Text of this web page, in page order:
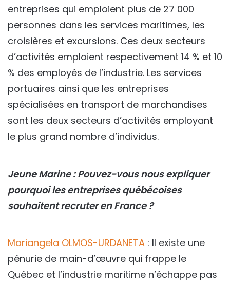
entreprises qui emploient plus de 27 000
personnes dans les services maritimes, les
croisières et excursions. Ces deux secteurs
d’activités emploient respectivement 14 % et 10
% des employés de l’industrie. Les services
portuaires ainsi que les entreprises
spécialisées en transport de marchandises
sont les deux secteurs d’activités employant
le plus grand nombre d’individus.
Jeune Marine : Pouvez-vous nous expliquer
pourquoi les entreprises québécoises
souhaitent recruter en France ?
Mariangela OLMOS-URDANETA : Il existe une
pénurie de main-d’œuvre qui frappe le
Québec et l’industrie maritime n’échappe pas